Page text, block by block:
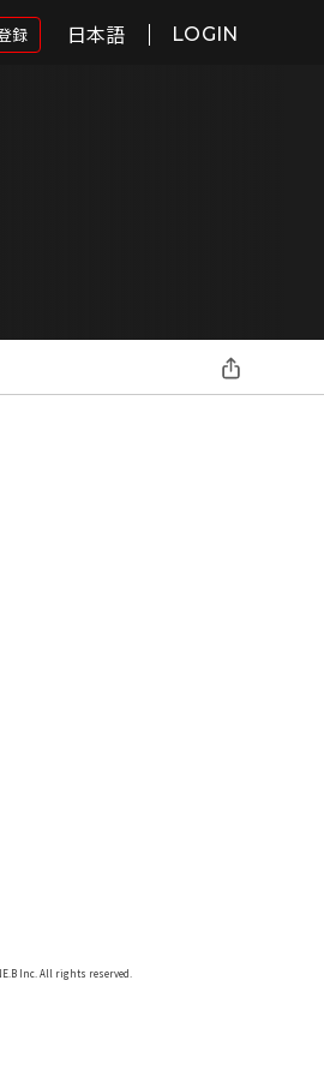
録 日本語 LOGIN
Inc. All rights reserved.